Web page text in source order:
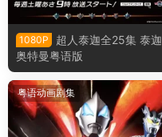
1080P
超人泰迦全25集 泰迦
奥特曼粤语版
粤语动画剧集